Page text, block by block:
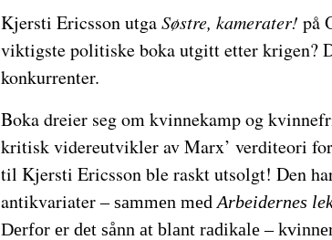
Kjersti Ericsson utgaSøstre, kamerater! på
viktigste politiske boka utgitt etter krigen?
konkurrenter.
Boka dreier seg om kvinnekamp og
kritisk videreutvikler av Marx’ verditeori
til Kjersti Ericsson ble raskt utsolgt! Den
antikvariater–sammen med Arbeidernes
Derfor er det sånn at blant radikale–